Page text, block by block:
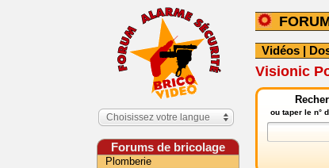
Vidéos |
Visionic
ou taper le n°
Choisissez votre langue
Forums de bricolage
Plomberie